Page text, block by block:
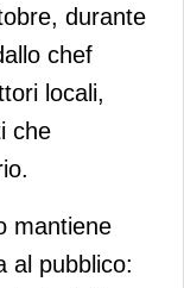
durante
chef
locali,
che
mantiene
al pubblico: